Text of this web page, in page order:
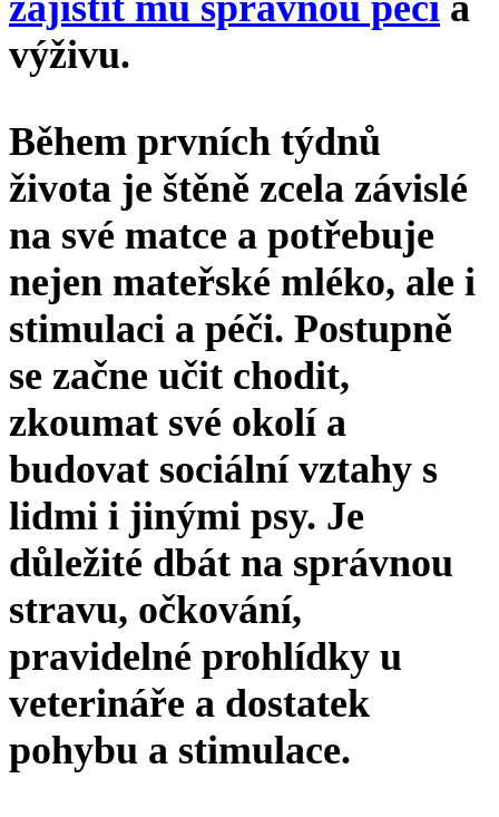
výživu.
Během prvních týdnů
života je štěně zcela závislé
na své matce a potřebuje
nejen mateřské mléko, ale i
stimulaci a péči. Postupně
se začne učit chodit,
zkoumat své okolí a
budovat sociální vztahy s
lidmi i jinými psy. Je
důležité dbát na správnou
stravu, očkování,
pravidelné prohlídky u
veterináře a dostatek
pohybu a stimulace.